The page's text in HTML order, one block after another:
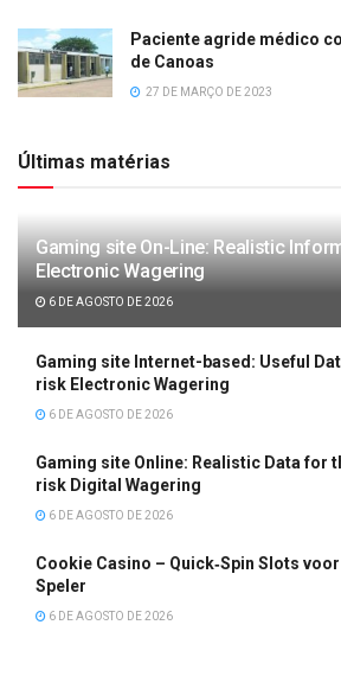
Paciente agride médico
de Canoas
27 DE MARÇO DE 2023
Últimas matérias
Gaming site On-Line: Realistic
Electronic Wagering
6 DE AGOSTO DE 2026
Gaming site Internet-based: Useful
risk Electronic Wagering
6 DE AGOSTO DE 2026
Gaming site Online: Realistic Data for
risk Digital Wagering
6 DE AGOSTO DE 2026
Cookie Casino – Quick‑Spin Slots
Speler
6 DE AGOSTO DE 2026